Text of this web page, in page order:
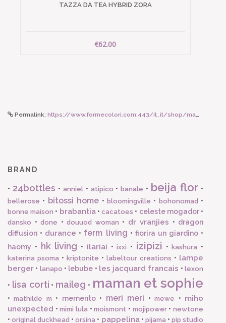
TAZZA DA TEA HYBRID ZORA
€62.00
Permalink: https://www.formecolori.com:443/it_it/shop/maman_et_sophie/orecchini_a_cerchio/maman_et_sophie_orecchino_con_soggetti_portafortuna/6632
BRAND
• 24bottles • anniel• atipico •banale • beija flor •
bellerose • bitossi home • bloomingville • bohonomad •
bonne maison • brabantia•cacatoes • celeste mogador•
dansko • done • douuod woman • dr vranjies • dragon
diffusion • durance • ferm living • fiorira un giardino•
haomy • hk living • ilariai •ixxi • izipizi •kashura •
katerina psoma • kriptonite • labeltour creations • lampe
berger • lanapo • lebube • les jacquard francais •lexon
• lisa corti • maileg • maman et sophie
•mathilde m • memento• meri meri •mewe • miho
unexpected •mimi lula •moismont • mojipower•newtone
•original duckhead •orsina • pappelina• pijama • pip studio